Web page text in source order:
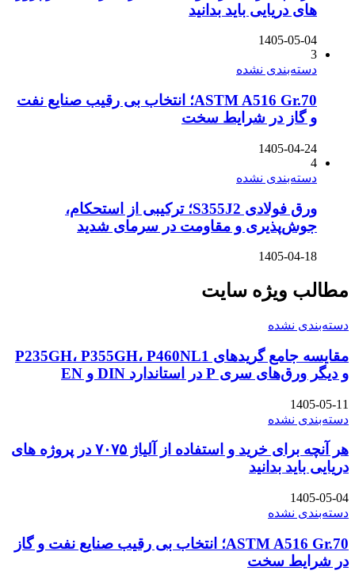
های دریایی باید بدانید
1405-05-04
3
دسته‌بندی نشده
ASTM A516 Gr.70؛ انتخاب بی رقیب صنایع نفت
و گاز در شرایط سخت
1405-04-24
4
دسته‌بندی نشده
ورق فولادی S355J2؛ ترکیبی از استحکام،
جوش‌پذیری و مقاومت در سرمای شدید
1405-04-18
مطالب ویژه سایت
دسته‌بندی نشده
مقایسه جامع گریدهای P235GH، P355GH، P460NL1
و دیگر ورق‌های سری P در استاندارد DIN و EN
1405-05-11
دسته‌بندی نشده
هر آنچه برای خرید و استفاده از آلیاژ ۷۰۷۵ در پروژه های
دریایی باید بدانید
1405-05-04
دسته‌بندی نشده
ASTM A516 Gr.70؛ انتخاب بی رقیب صنایع نفت و گاز
در شرایط سخت